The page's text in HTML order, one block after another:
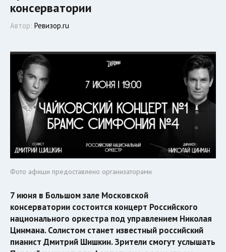
консерватории
Автор: Ревизор.ru
Фото афиши предоставлено организаторами
7 июня в Большом зале Московской
консерватории состоится концерт Российского
национального оркестра под управлением Николая
Цинмана. Солистом станет известный российский
пианист Дмитрий Шишкин. Зрители смогут услышать